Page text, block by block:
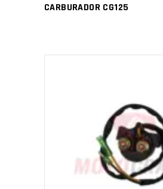
CARBURADOR CG125
AÑADIR AL CARRITO